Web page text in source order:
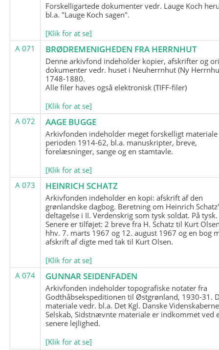
Forskelligartede dokumenter vedr. Lauge Koch
bl.a. "Lauge Koch sagen".
[Klik for at se]
A 071
BRØDREMENIGHEDEN FRA HERRNHUT
Denne arkivfond indeholder kopier, afskrifter og
dokumenter vedr. huset i Neuherrnhut (Ny
1748-1880.
Alle filer haves også elektronisk (TIFF-filer)
[Klik for at se]
A 072
AAGE BUGGE
Arkivfonden indeholder meget forskelligt
perioden 1914-62, bl.a. manuskripter, breve,
forelæsninger, sange og en stamtavle.
[Klik for at se]
A 073
HEINRICH SCHATZ
Arkivfonden indeholder en kopi: afskrift af den
grønlandske dagbog. Beretning om Heinrich Schatz'
deltagelse i II. Verdenskrig som tysk soldat. På tysk.
Senere er tilføjet: 2 breve fra H. Schatz til Kurt
hhv. 7. marts 1967 og 12. august 1967 og en bog
afskrift af digte med tak til Kurt Olsen.
[Klik for at se]
A 074
GUNNAR SEIDENFADEN
Arkivfonden indeholder topografiske notater fra
Godthåbsekspeditionen til Østgrønland, 1930-31.
materiale vedr. bl.a. Det Kgl. Danske
Selskab, Sidstnævnte materiale er indkommet ved
senere lejlighed.
[Klik for at se]